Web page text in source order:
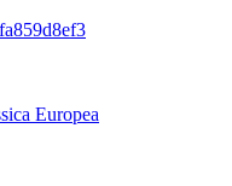
Europea